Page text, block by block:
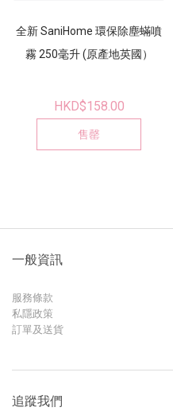
全新 SaniHome 環保除塵蟎噴
霧 250毫升 (原產地英國）
HKD$158.00
售罄
一般資訊
服務條款
私隱政策
訂單及送貨
追蹤我們